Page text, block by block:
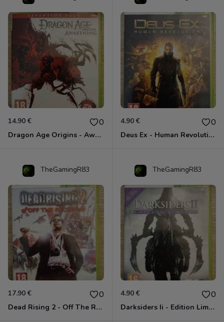
14.90 € 0
Dragon Age Origins - Awakening Xbox 360
4.90 € 0
Deus Ex - Human Revolution Xbox 360
TheGamingR83
17.90 € 0
Dead Rising 2 - Off The Record Xbox 360
TheGamingR83
4.90 € 0
Darksiders Ii - Edition Limitée Xbox 360